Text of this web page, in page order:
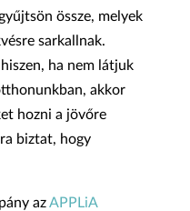
össze, melyek
sarkallnak.
ha nem látjuk
akkor
hozni a jövőre
biztat, hogy
azAPPLiA